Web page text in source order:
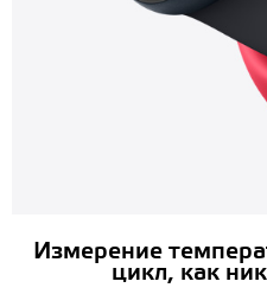
Измерение
цикл, как